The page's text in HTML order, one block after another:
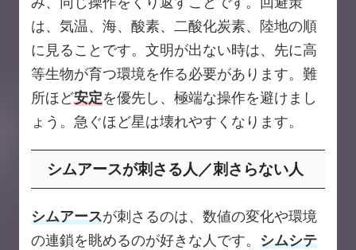
は、気温、海、酸素、二酸化炭素、陸地の順
に見ることです。文明が出ない時は、先に高
等生物が育つ環境を作る必要があります。難
所ほど安定を優先し、極端な操作を避けまし
ょう。急ぐほど星は壊れやすくなります。
シムアースが刺さる人／刺さらない人
シムアースが刺さるのは、数値の変化や環境
の連鎖を眺めるのが好きな人です。 シムシテ